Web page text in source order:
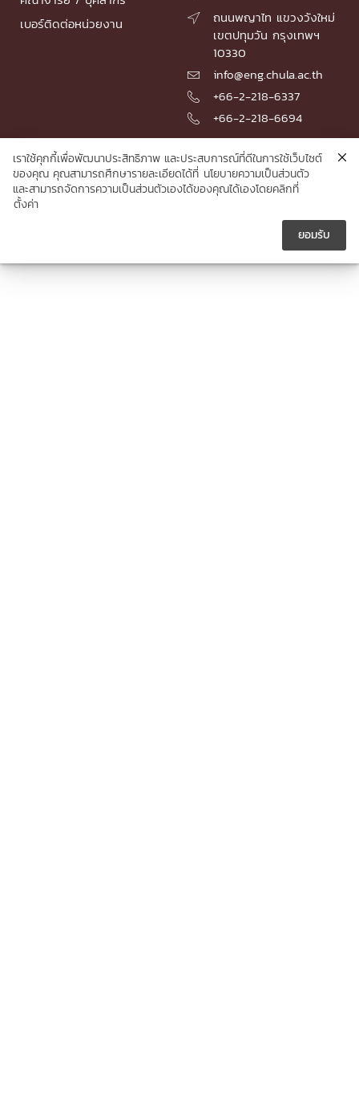

เบอร์ติดต่อหน่วยงาน

ถนนพญาไท แขวงวังใหม่
เขตปทุมวัน กรุงเทพฯ
10330
 info@eng.chula.ac.th
 +66-2-218-6337
 +66-2-218-6694
© 2026 Faculty of Engineering, Chulalongkorn University
เราใช้คุกกี้เพื่อพัฒนาประสิทธิภาพ และประสบการณ์ที่ดีในการใช้เว็บไซต์
ของคุณ คุณสามารถศึกษารายละเอียดได้ที่ นโยบายความเป็นส่วนตัว
และสามารถจัดการความเป็นส่วนตัวเองได้ของคุณได้เองโดยคลิกที่
ตั้งค่า
ยอมรับ